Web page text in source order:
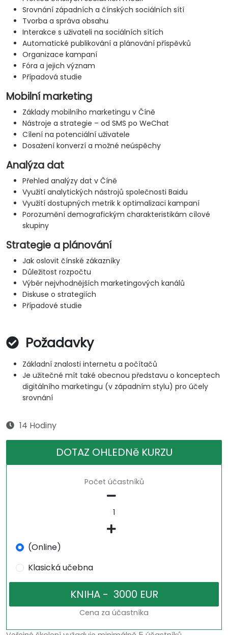
Srovnání západních a čínských sociálních sítí
Tvorba a správa obsahu
Interakce s uživateli na sociálních sítích
Automatické publikování a plánování příspěvků
Organizace kampaní
Fóra a jejich význam
Případová studie
Mobilní marketing
Základy mobilního marketingu v Číně
Nástroje a strategie – od SMS po WeChat
Cílení na potenciální uživatele
Dosažení konverzí a možné neúspěchy
Analýza dat
Přehled analýzy dat v Číně
Využití analytických nástrojů společnosti Baidu
Využití dostupných metrik k optimalizaci kampaní
Porozumění demografickým charakteristikám cílové
skupiny
Strategie a plánování
Jak oslovit čínské zákazníky
Důležitost rozpočtu
Výběr nejvhodnějších marketingových kanálů
Diskuse o strategiích
Případové studie
Požadavky
Základní znalosti internetu a počítačů
Je užitečné mít také obecnou představu o konceptech
digitálního marketingu (v západním stylu) pro účely
srovnání
14 Hodiny
DOTAZ OHLEDNě KURZU
Počet účastníků
(Online)
Klasická učebna
Cena za účastníka